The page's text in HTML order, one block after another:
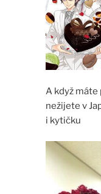
A když
nežijete v
i kytičku